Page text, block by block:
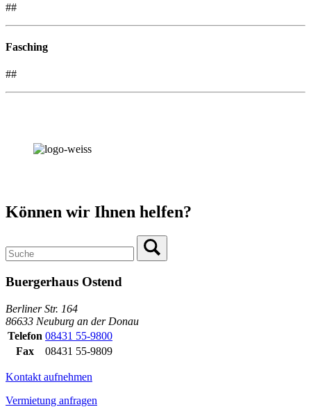
##
Fasching
##
Können wir Ihnen helfen?
Buergerhaus Ostend
Berliner Str. 164
86633 Neuburg an der Donau
Telefon 08431 55-9800
Fax
08431 55-9809
Kontakt aufnehmen
Vermietung anfragen